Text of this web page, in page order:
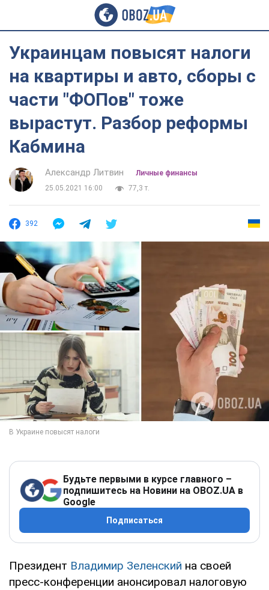
Украинцам повысят налоги
на квартиры и авто, сборы с
части "ФОПов" тоже
вырастут. Разбор реформы
Кабмина
Александр Литвин
Личные финансы
25.05.2021 16:00
77,3 т.
392
Будьте первыми в курсе главного –
подпишитесь на Новини на OBOZ.UA в
Google
Подписаться
Президент Владимир Зеленский на своей
пресс-конференции анонсировал налоговую